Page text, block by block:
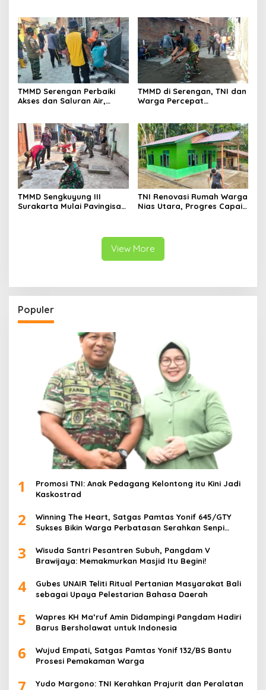
TMMD Serengan Perbaiki
Akses dan Saluran Air,
TMMD di Serengan, TNI dan
Warga Percepat
TMMD Sengkuyung III
Surakarta Mulai Pavingisasi
TNI Renovasi Rumah Warga
Nias Utara, Progres Capai
View More
Populer
1
Promosi TNI: Anak Pedagang Kelontong itu Kini Jadi
Kaskostrad
2
Winning The Heart, Satgas Pamtas Yonif 645/GTY
Sukses Bikin Warga Perbatasan Serahkan Senpi
3
Wisuda Santri Pesantren Subuh, Pangdam V
Brawijaya: Memakmurkan Masjid Itu Begini!
4
Gubes UNAIR Teliti Ritual Pertanian Masyarakat Bali
sebagai Upaya Pelestarian Bahasa Daerah
5
Wapres KH Ma’ruf Amin Didampingi Pangdam Hadiri
Barus Bersholawat untuk Indonesia
6
Wujud Empati, Satgas Pamtas Yonif 132/BS Bantu
Prosesi Pemakaman Warga
Yudo Margono: TNI Kerahkan Prajurit dan Peralatan